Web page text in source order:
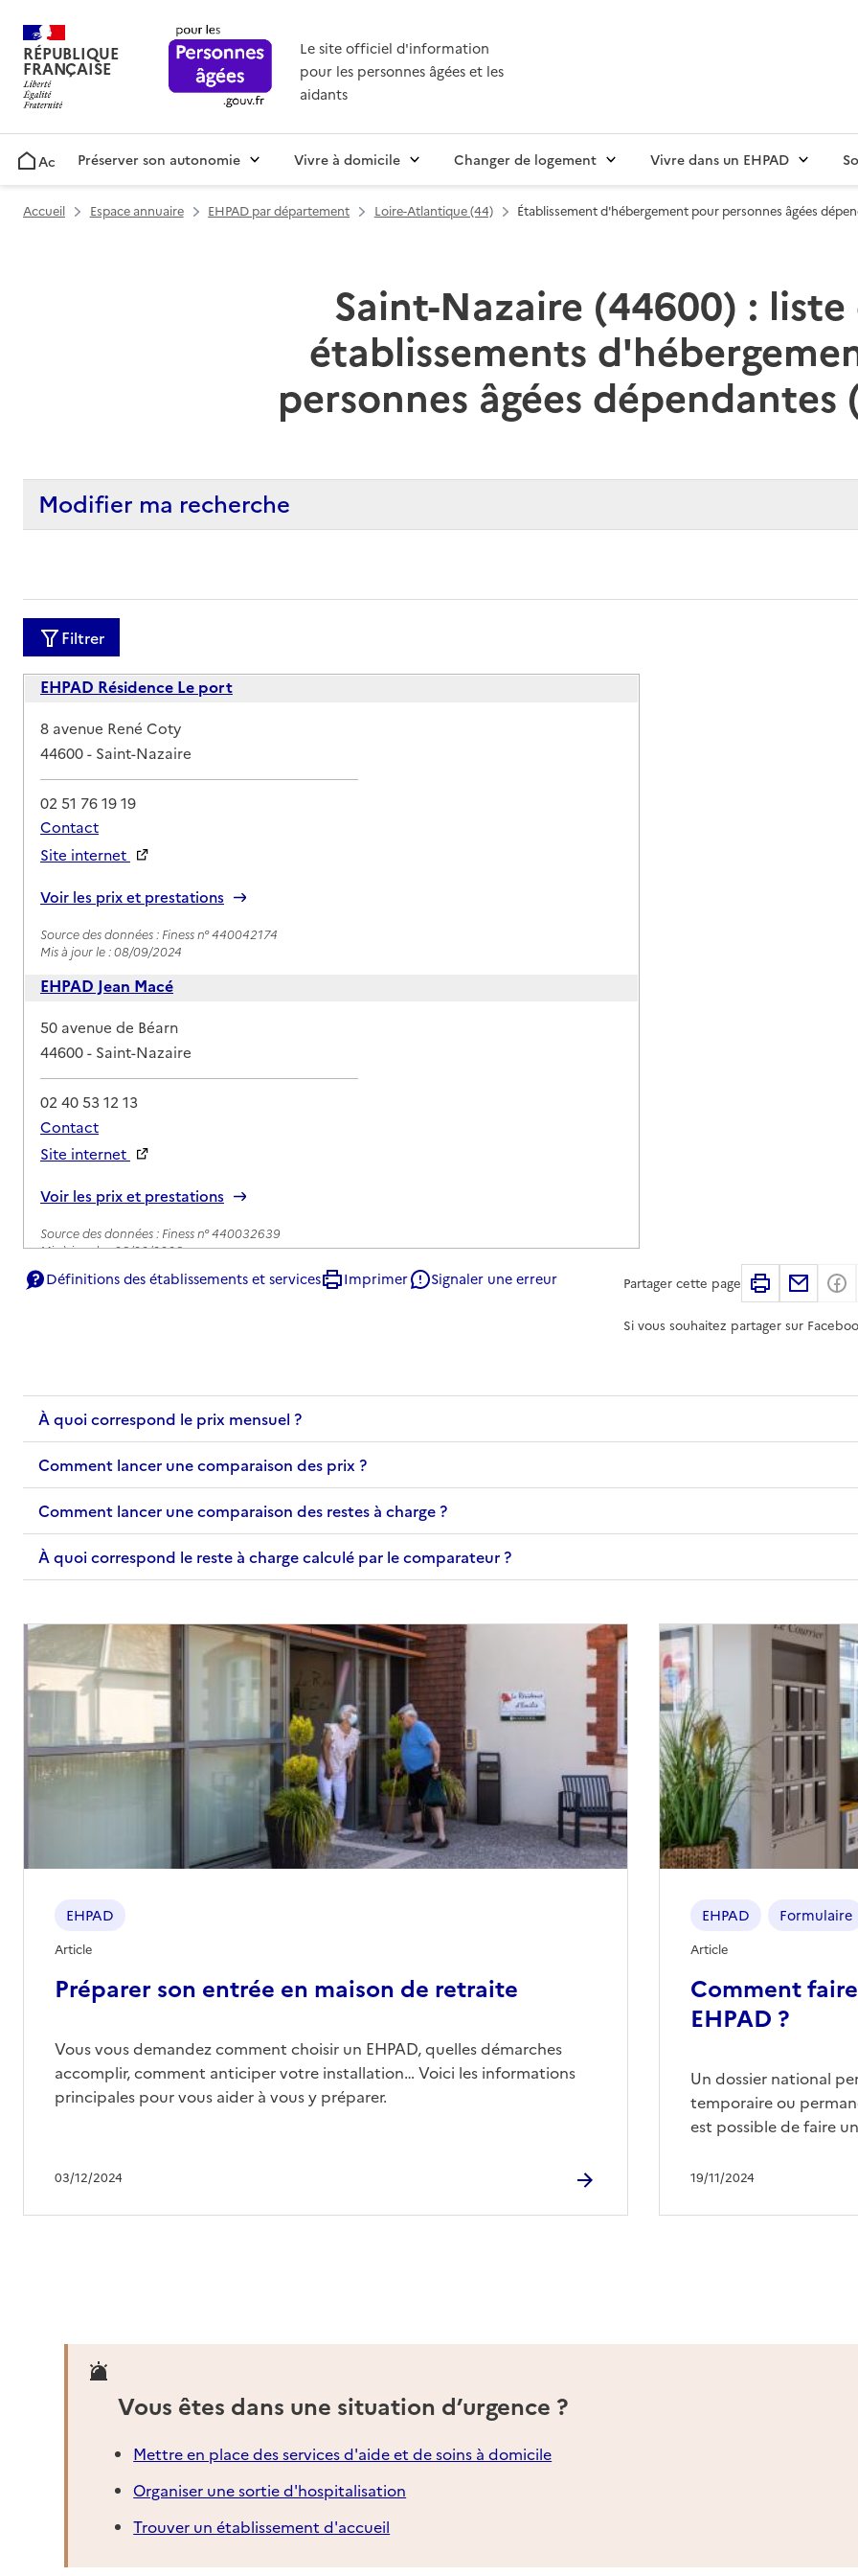
RÉPUBLIQUE
FRANÇAISE
Le site officiel d'information
pour les personnes âgées et les
aidants
AccueilPréserver son autonomie Vivre à domicile Changer de logement Vivre dans un EHPAD
Accueil Espace annuaire EHPAD par département Loire-Atlantique (44) Établissement d'hébergement pour personnes âgées
Saint-Nazaire (44600) : liste
établissements
personnes âgées dépendantes
Modifier ma recherche
Filtrer
EHPAD Résidence Le port
Adresse
8 avenue René Coty
44600- Saint-Nazaire
02 51 76 19 19
Contact
Site internet
Voir les prix et prestations
Source des données : Finess n° 440042174
Mis à jour le : 08/09/2024
EHPAD Jean Macé
Adresse
50 avenue de Béarn
44600- Saint-Nazaire
02 40 53 12 13
Contact
Site internet
Voir les prix et prestations
Source des données : Finess n° 440032639
Mis à jour le : 06/03/2026
EHPAD Résidence Le Traict
02 40 00 51 60
Contact
Rapport HAS
Voir les prix et prestations
Source des données : Finess n° 440003234
Mis à jour le : 18/10/2024
EHPAD Suzanne Flon
Adresse
51 boulevard Émile Broodcoorens
Saint-Nazaire
02 40 17 55 70
Contact
Site internet
Rapport HAS
Source des données : Finess n° 440051589
Adresse
15 place Marcel Paul
44600-
02 40 22 12 15
Site internet
Rapport HAS
Voir les prix et prestations
EHPAD Résidence Héol
Adresse
Site internet
Rapport HAS
Mis à jour le : 11/05/2026
EHPAD Résidence Galathéa
101 rue de la Croix Amisse
Définitions des établissements et services Imprimer Signaler une erreur Partager cette page Imprimer
Si vous souhaitez partager sur
À quoi correspond le prix mensuel ?
Comment lancer une comparaison des prix ?
Comment lancer une comparaison des restes à charge ?
À quoi correspond le reste à charge calculé par le comparateur ?
Préparer son entrée en maison de retraite
03/12/2024
EHPAD
Article
Vous vous demandez comment choisir un EHPAD, quelles démarches
accomplir, comment anticiper votre installation… Voici les informations
principales pour vous aider à vous y préparer.
Comment
EHPAD ?
19/11/2024
EHPAD Formulaire
Article
Un dossier national
temporaire ou
est possible de faire
Vous êtes dans une situation d’urgence ?
Mettre en place des services d'aide et de soins à domicile
Organiser une sortie d'hospitalisation
Trouver un établissement d'accueil